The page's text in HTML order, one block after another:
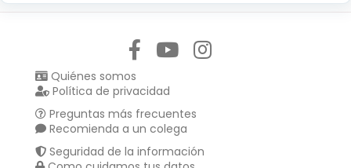
Quiénes somos
Política de privacidad
Preguntas más frecuentes
Recomienda a un colega
Seguridad de la información